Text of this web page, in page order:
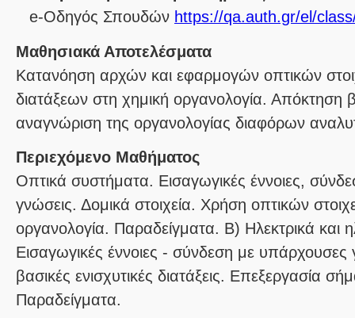
e-Οδηγός Σπουδών https://qa.auth.gr/el/
Μαθησιακά Αποτελέσματα
Κατανόηση αρχών και εφαρμογών οπτικών
διατάξεων στη χημική οργανολογία. Απόκτηση
αναγνώριση της οργανολογίας διαφόρων
Περιεχόμενο Μαθήματος
Οπτικά συστήματα. Εισαγωγικές έννοιες,
γνώσεις. Δομικά στοιχεία. Χρήση οπτικών
οργανολογία. Παραδείγματα. Β) Ηλεκτρικά και
Εισαγωγικές έννοιες - σύνδεση με υπάρχουσες
βασικές ενισχυτικές διατάξεις. Επεξεργασία
Παραδείγματα.